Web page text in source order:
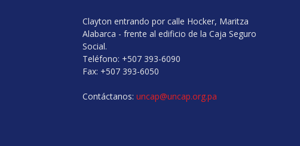
Clayton entrando por calle Hocker, Maritza
Alabarca - frente al edificio de la Caja Seguro
Social.
Teléfono: +507 393-6090
Fax: +507 393-6050
Contáctanos: uncap@uncap.org.pa